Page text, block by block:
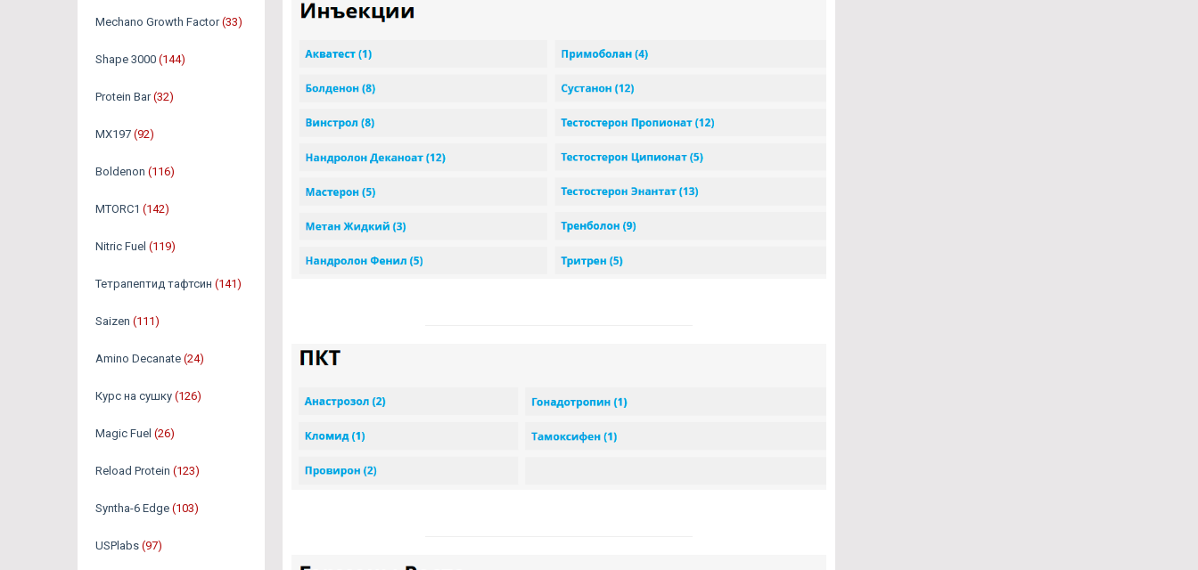
Mechano Growth Factor (33)
Shape 3000 (144)
Protein Bar (32)
MX197 (92)
Boldenon (116)
MTORC1 (142)
Nitric Fuel (119)
Тетрапептид тафтсин (141)
Saizen (111)
Amino Decanate (24)
Курс на сушку (126)
Magic Fuel (26)
Reload Protein (123)
Syntha-6 Edge (103)
USPlabs (97)